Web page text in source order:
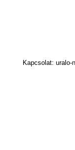
Kapcsolat: uralo-